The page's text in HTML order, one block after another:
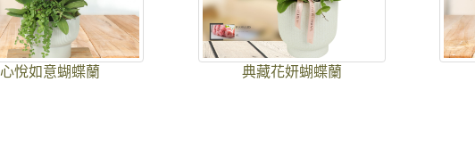
心悅如意蝴蝶蘭 典藏花妍蝴蝶蘭